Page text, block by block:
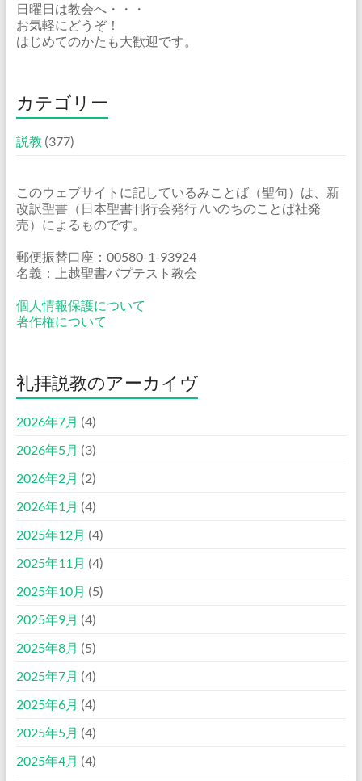
日曜日は教会へ・・・
お気軽にどうぞ！
はじめてのかたも大歓迎です。
カテゴリー
説教 (377)
このウェブサイトに記しているみことば（聖句）は、新
改訳聖書（日本聖書刊行会発行 /いのちのことば社発
売）によるものです。
郵便振替口座：00580-1-93924
名義：上越聖書バプテスト教会
個人情報保護について
著作権について
礼拝説教のアーカイヴ
2026年7月 (4)
2026年5月 (3)
2026年2月 (2)
2026年1月 (4)
2025年12月 (4)
2025年11月 (4)
2025年10月 (5)
2025年9月 (4)
2025年8月 (5)
2025年7月 (4)
2025年6月 (4)
2025年5月 (4)
2025年4月 (4)